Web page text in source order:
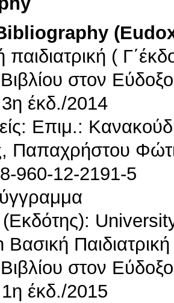
παιδιατρική (
στον
έκδ./2014
Επιμ.:
Παπαχρήστου
960-12-2191-5
(Εκδότης):
Παιδιατρική
στον
έκδ./2015